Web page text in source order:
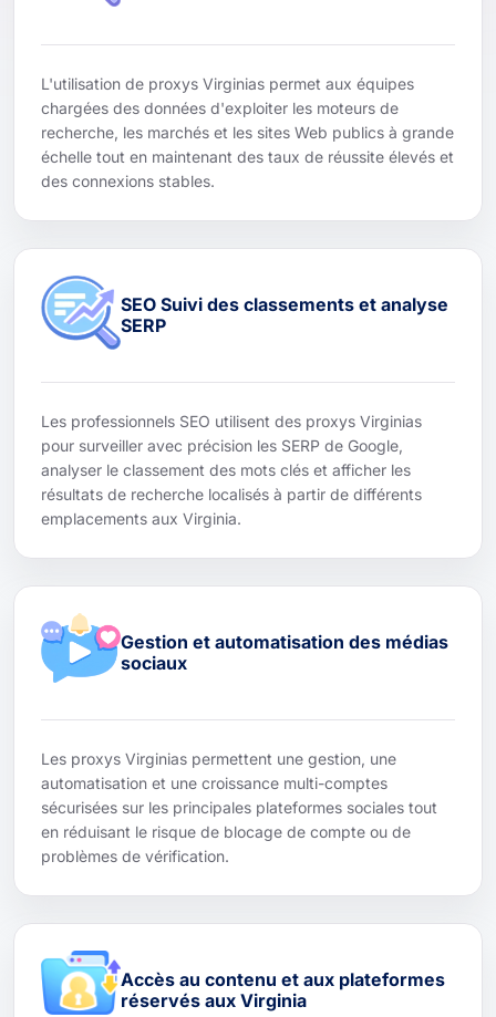
L'utilisation de proxys Virginias permet aux équipes
chargées des données d'exploiter les moteurs de
recherche, les marchés et les sites Web publics à grande
échelle tout en maintenant des taux de réussite élevés et
des connexions stables.
SEO Suivi des classements et analyse
SERP
Les professionnels SEO utilisent des proxys Virginias
pour surveiller avec précision les SERP de Google,
analyser le classement des mots clés et afficher les
résultats de recherche localisés à partir de différents
emplacements aux Virginia.
Gestion et automatisation des médias
sociaux
Les proxys Virginias permettent une gestion, une
automatisation et une croissance multi-comptes
sécurisées sur les principales plateformes sociales tout
en réduisant le risque de blocage de compte ou de
problèmes de vérification.
Accès au contenu et aux plateformes
réservés aux Virginia